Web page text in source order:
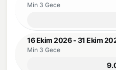
Min 3 Gece
16 Ekim 2026 - 31 Ekim
Min 3 Gece